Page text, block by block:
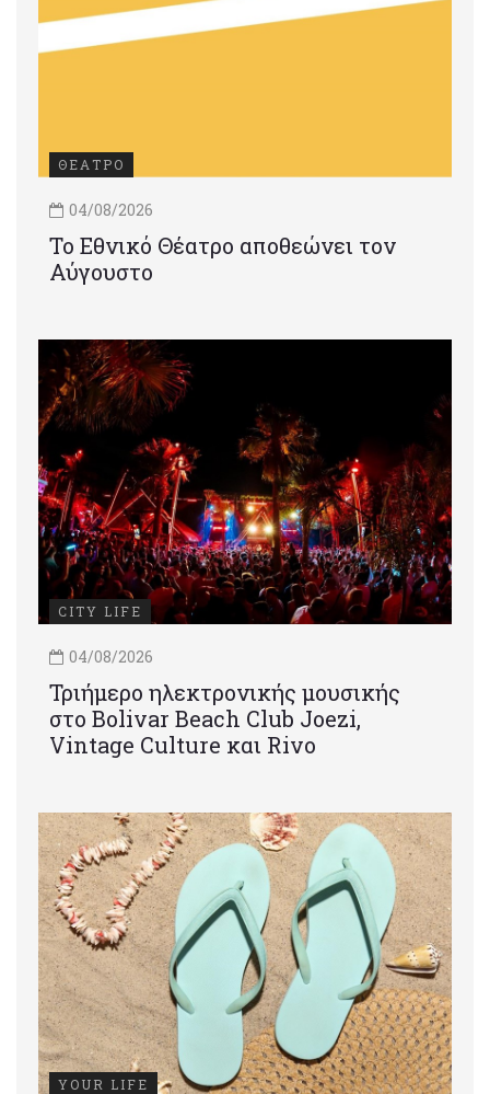
ΘΕΑΤΡΟ
04/08/2026
Το Εθνικό Θέατρο αποθεώνει τον
Αύγουστο
CITY LIFE
04/08/2026
Τριήμερο ηλεκτρονικής μουσικής
στο Bolivar Beach Club Joezi,
Vintage Culture και Rivo
YOUR LIFE